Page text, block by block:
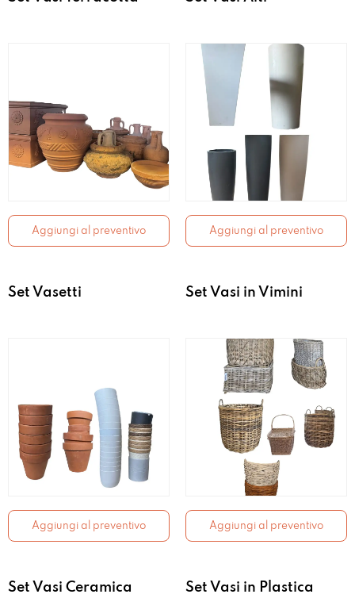
Aggiungi al preventivo Aggiungi al preventivo
Set Vasetti
Aggiungi al preventivo
Set Vasi in Vimini
Aggiungi al preventivo
Set Vasi Ceramica Set Vasi in Plastica